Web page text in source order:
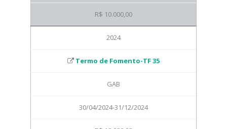
R$ 10.000,00
2024
Termo de Fomento-TF 35
GAB
30/04/2024-31/12/2024